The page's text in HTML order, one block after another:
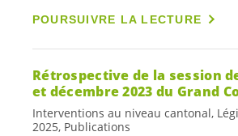
POURSUIVRE LA LECTURE
Rétrospective de la session
et décembre 2023 du Grand
Interventions au niveau cantonal,
2025, Publications